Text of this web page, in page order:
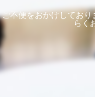
ご不便をおかけしており
らく